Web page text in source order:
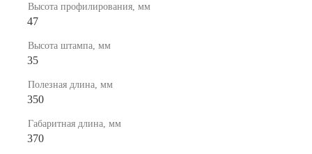
Высота профилирования, мм
47
Высота штампа, мм
35
Полезная длина, мм
350
Габаритная длина, мм
370